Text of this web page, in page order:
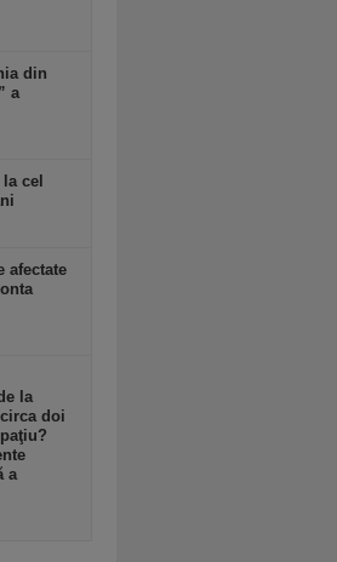
din
a
cel
afectate
la
doi
a